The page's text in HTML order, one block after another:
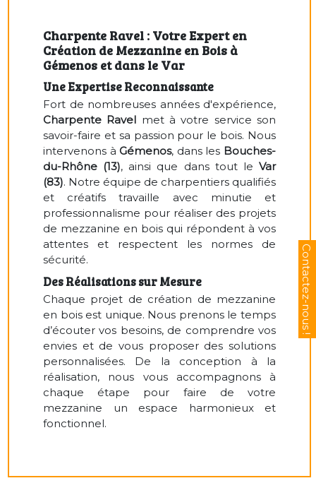
Charpente Ravel : Votre Expert en
Création de Mezzanine en Bois à
Gémenos et dans le Var
Une Expertise Reconnaissante
Fort de nombreuses années d'expérience,
Charpente Ravel met à votre service son
savoir-faire et sa passion pour le bois. Nous
intervenons à Gémenos, dans les Bouches-
du-Rhône (13), ainsi que dans tout leVar
(83). Notre équipe de charpentiers qualifiés
et créatifs travaille avec minutie et
professionnalisme pour réaliser des projets
de mezzanine en bois qui répondent à vos
attentes et respectent les normes de
sécurité.
Des Réalisations sur Mesure
Chaque projet de création de mezzanine
en bois est unique. Nous prenons le temps
d’écouter vos besoins, de comprendre vos
envies et de vous proposer des solutions
personnalisées. De la conception à la
réalisation, nous vous accompagnons à
chaque étape pour faire de votre
mezzanine un espace harmonieux et
fonctionnel.